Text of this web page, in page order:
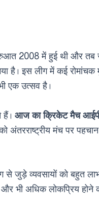
2008 में हुई थी और तब
है। इस लीग में कई
एक उत्सव है।
हैं। आज का क्रिकेट मैच
अंतरराष्ट्रीय मंच पर
से जुड़े व्यवसायों को बहुत
भी अधिक लोकप्रिय होने